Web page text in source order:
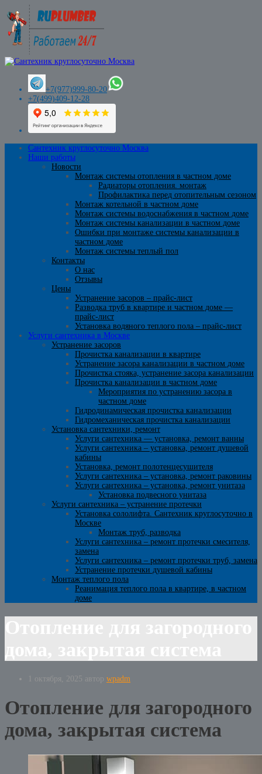
+7(977)999-80-20
+7(499)409-12-28
Сантехник круглосуточно Москва
Наши работы
Новости
Монтаж системы отопления в частном доме
Радиаторы отопления. монтаж
Профилактика перед отопительным сезоном
Монтаж котельной в частном доме
Монтаж системы водоснабжения в частном доме
Монтаж системы канализации в частном доме
Ошибки при монтаже системы канализации в
частном доме
Монтаж системы теплый пол
Контакты
О нас
Отзывы
Цены
Устранение засоров – прайс-лист
Разводка труб в квартире и частном доме —
прайс-лист
Установка водяного теплого пола – прайс-лист
Услуги сантехника в Москве
Устранение засоров
Прочистка канализации в квартире
Устранение засора канализации в частном доме
Прочистка стояка, устранение засора канализации
Прочистка канализации в частном доме
Мероприятия по устранению засора в
частном доме
Гидродинамическая прочистка канализации
Гидромеханическая прочистка канализации
Установка сантехники, ремонт
Услуги сантехника — установка, ремонт ванны
Услуги сантехника – установка, ремонт душевой
кабины
Установка, ремонт полотенцесушителя
Услуги сантехника – установка, ремонт раковины
Услуги сантехника – установка, ремонт унитаза
Установка подвесного унитаза
Услуги сантехника – устранение протечки
Установка сололифта. Сантехник круглосуточно в
Москве
Монтаж труб, разводка
Услуги сантехника – ремонт протечки смесителя,
замена
Услуги сантехника – ремонт протечки труб, замена
Устранение протечки душевой кабины
Монтаж теплого пола
Реанимация теплого пола в квартире, в частном
доме
1 октября, 2025 автор wpadm
Отопление для загородного
дома, закрытая система